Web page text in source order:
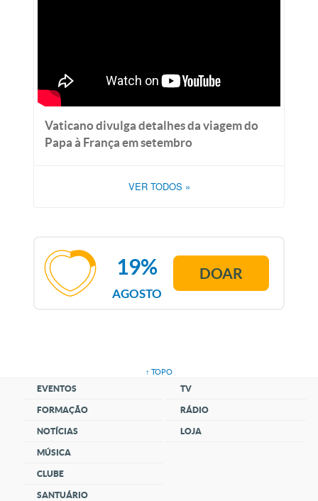
Vaticano divulga detalhes da viagem do
Papa à França em setembro
VER TODOS »
AGOSTO
19% DOAR
↑ TOPO
EVENTOS
FORMAÇÃO
NOTÍCIAS
MÚSICA
CLUBE
SANTUÁRIO
TV
RÁDIO
LOJA